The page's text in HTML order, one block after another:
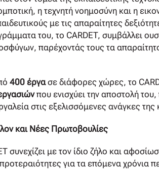
η τεχνητή νοημοσύνη και η
με τις απαραίτητες
του, το CARDET, συμβάλλει
παρέχοντάς τους τα
400 έργασε διάφορες χώρες, το
που ενισχύει την αποστολή
στις εξελισσόμενες ανάγκες της
και Νέες Πρωτοβουλίες
συνεχίζει με τον ίδιο ζήλο και
για τα επόμενα χρόνια